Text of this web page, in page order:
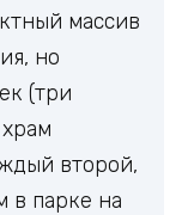
массив
но
(три
второй,
в парке на